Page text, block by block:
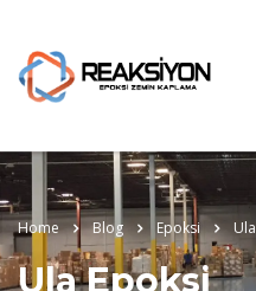
Home Blog Epoksi
Ula Epoksi